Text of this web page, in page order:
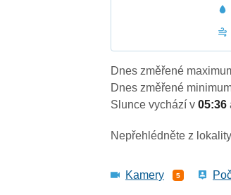
Dnes změřené
Dnes změřené
Slunce vychází v05:36
Nepřehlédněte z
Kamery 5